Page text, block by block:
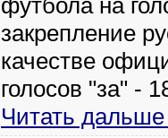
футбола на
закрепление
качестве
голосов "за" -
Читать